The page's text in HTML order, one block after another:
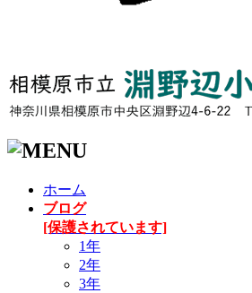
ホーム
ブログ
[保護されています]
1年
2年
3年